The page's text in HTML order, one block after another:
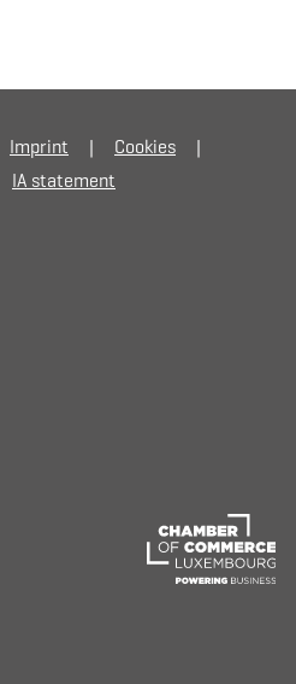
Imprint
Cookies
IA statement